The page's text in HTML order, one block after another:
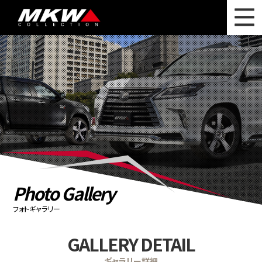
WHAT'S NEW ニュース
WHEEL LINEUP ホイールラインナップ
OTHER PRODUCT 関連製品
PHOTO GALLERY フォトギャラリー
カタログ請求
PRIVACY POLICY 個人情報保護方針
Photo Gallery
フォトギャラリー
GALLERY DETAIL